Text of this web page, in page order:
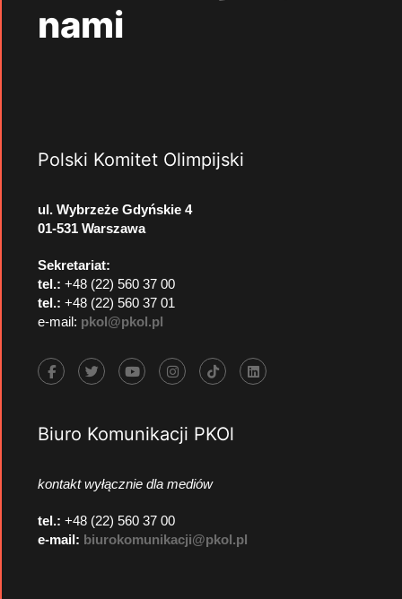
nami
Polski Komitet Olimpijski
ul. Wybrzeże Gdyńskie 4
01-531 Warszawa
Sekretariat:
tel.: +48 (22) 560 37 00
tel.: +48 (22) 560 37 01
e-mail: pkol@pkol.pl
Biuro Komunikacji PKOl
kontakt wyłącznie dla mediów
tel.: +48 (22) 560 37 00
e-mail: biurokomunikacji@pkol.pl